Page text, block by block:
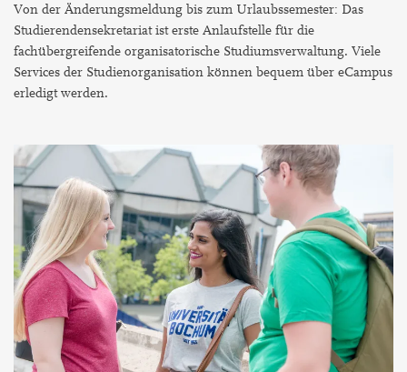
Von der Änderungsmeldung bis zum Urlaubssemester: Das
Studierendensekretariat ist erste Anlaufstelle für die
fachübergreifende organisatorische Studiumsverwaltung. Viele
Services der Studienorganisation können bequem über eCampus
erledigt werden.